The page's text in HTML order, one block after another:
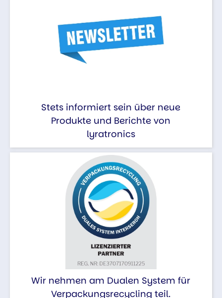
Stets informiert sein über neue
Produkte und Berichte von
lyratronics
Wir nehmen am Dualen System für
Verpackungsrecycling teil.